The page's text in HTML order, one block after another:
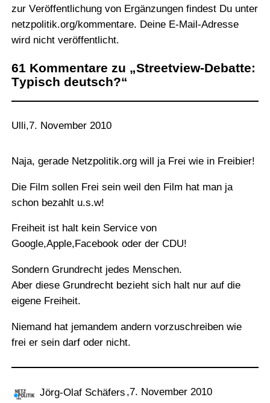
zur Veröffentlichung von Ergänzungen findest Du unter
netzpolitik.org/kommentare. Deine E-Mail-Adresse
wird nicht veröffentlicht.
61 Kommentare zu „Streetview-Debatte:
Typisch deutsch?“
Ulli,7. November 2010
Naja, gerade Netzpolitik.org will ja Frei wie in Freibier!
Die Film sollen Frei sein weil den Film hat man ja
schon bezahlt u.s.w!
Freiheit ist halt kein Service von
Google,Apple,Facebook oder der CDU!
Sondern Grundrecht jedes Menschen.
Aber diese Grundrecht bezieht sich halt nur auf die
eigene Freiheit.
Niemand hat jemandem andern vorzuschreiben wie
frei er sein darf oder nicht.
Jörg-Olaf Schäfers ,7. November 2010